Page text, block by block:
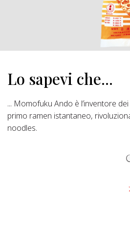
Lo sapevi che...
... Momofuku Ando è l’inventore dei
primo ramen istantaneo,
noodles.